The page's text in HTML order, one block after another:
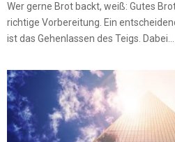
Wer gerne Brot backt, weiß: Gutes
richtige Vorbereitung. Ein
ist das Gehenlassen des Teigs. Dabei...